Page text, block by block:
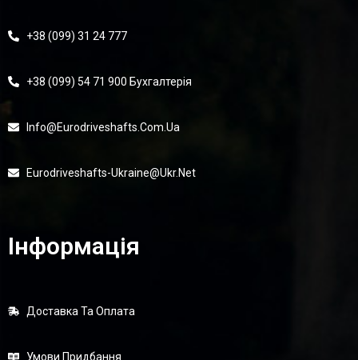
+38 (099) 31 24 777
+38 (099) 54 71 900 Бухгалтерія
Info@eurodriveshafts.com.ua
Eurodriveshafts-Ukraine@ukr.net
Інформація
Доставка Та Оплата
Умови Придбання